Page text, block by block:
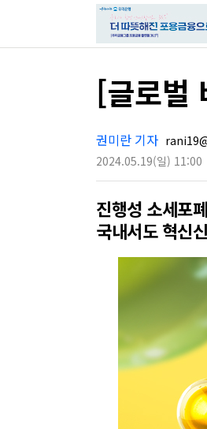
[글로벌
권미란 기자
2024.05.19(일) 11:00
진행성 소세포
국내서도 혁신